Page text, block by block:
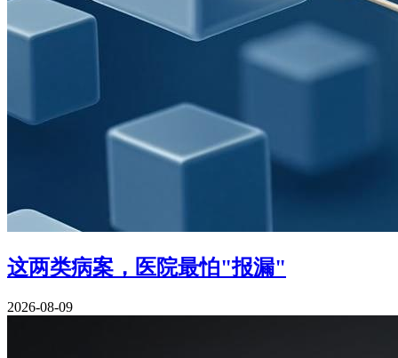
这两类病案，医院最怕"报漏"
2026-08-09